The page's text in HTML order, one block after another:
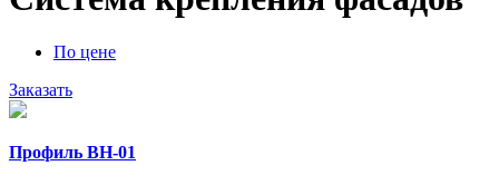
По цене
Заказать
Профиль BH-01